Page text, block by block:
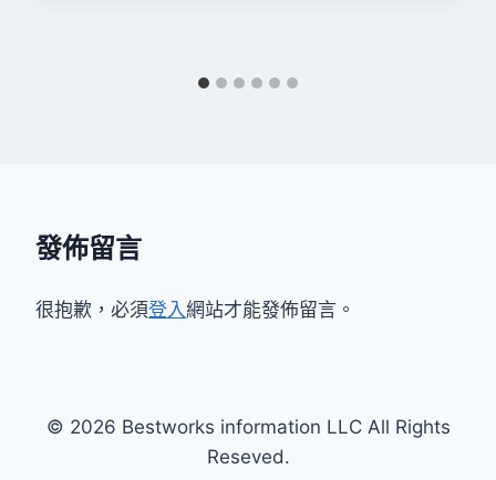
發佈留言
很抱歉，必須登入網站才能發佈留言。
© 2026 Bestworks information LLC All Rights
Reseved.